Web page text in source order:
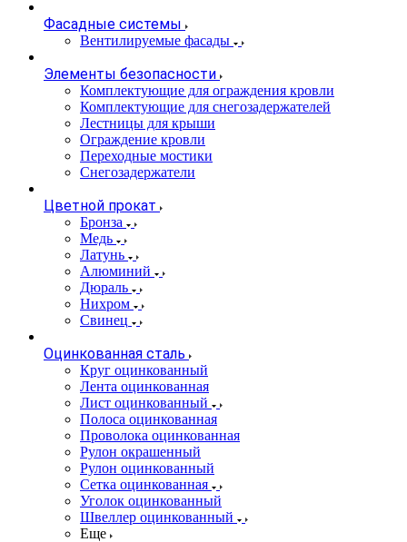
Фасадные системы
Вентилируемые фасады
Элементы безопасности
Комплектующие для ограждения кровли
Комплектующие для снегозадержателей
Лестницы для крыши
Ограждение кровли
Переходные мостики
Снегозадержатели
Цветной прокат
Бронза
Медь
Латунь
Алюминий
Дюраль
Нихром
Свинец
Оцинкованная сталь
Круг оцинкованный
Лента оцинкованная
Лист оцинкованный
Полоса оцинкованная
Проволока оцинкованная
Рулон окрашенный
Рулон оцинкованный
Сетка оцинкованная
Уголок оцинкованный
Швеллер оцинкованный
Еще